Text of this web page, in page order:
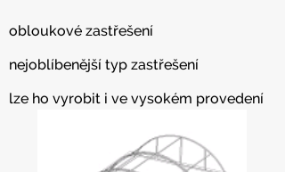
obloukové zastřešení
nejoblíbenější typ zastřešení
lze ho vyrobit i ve vysokém provedení